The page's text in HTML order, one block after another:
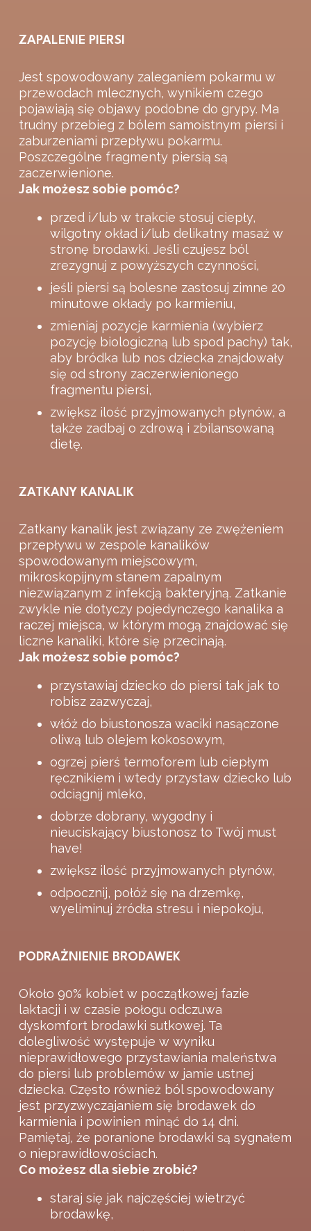
ZAPALENIE PIERSI
Jest spowodowany zaleganiem pokarmu w
przewodach mlecznych, wynikiem czego
pojawiają się objawy podobne do grypy. Ma
trudny przebieg z bólem samoistnym piersi i
zaburzeniami przepływu pokarmu.
Poszczególne fragmenty piersią są
zaczerwienione.
Jak możesz sobie pomóc?
przed i/lub w trakcie stosuj ciepły,
wilgotny okład i/lub delikatny masaż w
stronę brodawki. Jeśli czujesz ból
zrezygnuj z powyższych czynności,
jeśli piersi są bolesne zastosuj zimne 20
minutowe okłady po karmieniu,
zmieniaj pozycje karmienia (wybierz
pozycję biologiczną lub spod pachy) tak,
aby bródka lub nos dziecka znajdowały
się od strony zaczerwienionego
fragmentu piersi,
zwiększ ilość przyjmowanych płynów, a
także zadbaj o zdrową i zbilansowaną
dietę.
ZATKANY KANALIK
Zatkany kanalik jest związany ze zwężeniem
przepływu w zespole kanalików
spowodowanym miejscowym,
mikroskopijnym stanem zapalnym
niezwiązanym z infekcją bakteryjną. Zatkanie
zwykle nie dotyczy pojedynczego kanalika a
raczej miejsca, w którym mogą znajdować się
liczne kanaliki, które się przecinają.
Jak możesz sobie pomóc?
przystawiaj dziecko do piersi tak jak to
robisz zazwyczaj,
włóż do biustonosza waciki nasączone
oliwą lub olejem kokosowym,
ogrzej pierś termoforem lub ciepłym
ręcznikiem i wtedy przystaw dziecko lub
odciągnij mleko,
dobrze dobrany, wygodny i
nieuciskający biustonosz to Twój must
have!
zwiększ ilość przyjmowanych płynów,
odpocznij, połóż się na drzemkę,
wyeliminuj źródła stresu i niepokoju,
PODRAŻNIENIE BRODAWEK
Około 90% kobiet w początkowej fazie
laktacji i w czasie połogu odczuwa
dyskomfort brodawki sutkowej. Ta
dolegliwość występuje w wyniku
nieprawidłowego przystawiania maleństwa
do piersi lub problemów w jamie ustnej
dziecka. Często również ból spowodowany
jest przyzwyczajaniem się brodawek do
karmienia i powinien minąć do 14 dni.
Pamiętaj, że poranione brodawki są sygnałem
o nieprawidłowościach.
Co możesz dla siebie zrobić?
staraj się jak najczęściej wietrzyć
brodawkę,